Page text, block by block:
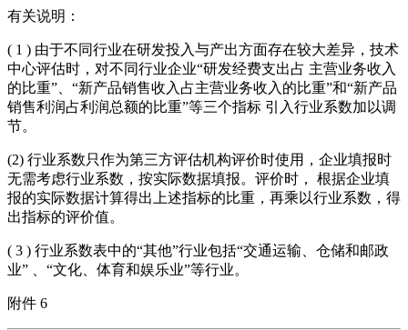
有关说明：
( 1 ) 由于不同行业在研发投入与产出方面存在较大差异，技术
中心评估时，对不同行业企业“研发经费支出占 主营业务收入
的比重”、“新产品销售收入占主营业务收入的比重”和“新产品
销售利润占利润总额的比重”等三个指标 引入行业系数加以调
节。
(2) 行业系数只作为第三方评估机构评价时使用，企业填报时
无需考虑行业系数，按实际数据填报。评价时， 根据企业填
报的实际数据计算得出上述指标的比重，再乘以行业系数，得
出指标的评价值。
( 3 ) 行业系数表中的“其他”行业包括“交通运输、仓储和邮政
业” 、“文化、体育和娱乐业”等行业。
附件 6